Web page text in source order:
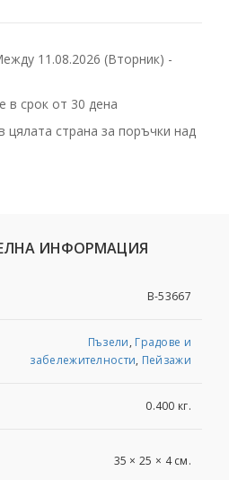
11.08.2026 (Вторник) -
в срок от 30 дена
цялата страна за поръчки над
ИНФОРМАЦИЯ
B-53667
Пъзели, Градове и
забележителности, Пейзажи
0.400 кг.
35 × 25 × 4 см.